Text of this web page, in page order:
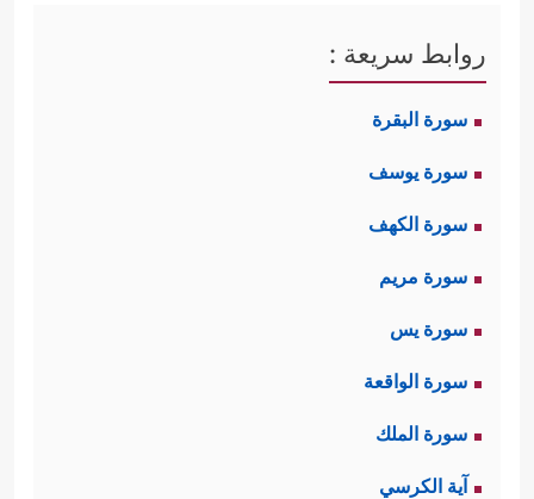
روابط سريعة :
سورة البقرة
سورة يوسف
سورة الكهف
سورة مريم
سورة يس
سورة الواقعة
سورة الملك
آية الكرسي